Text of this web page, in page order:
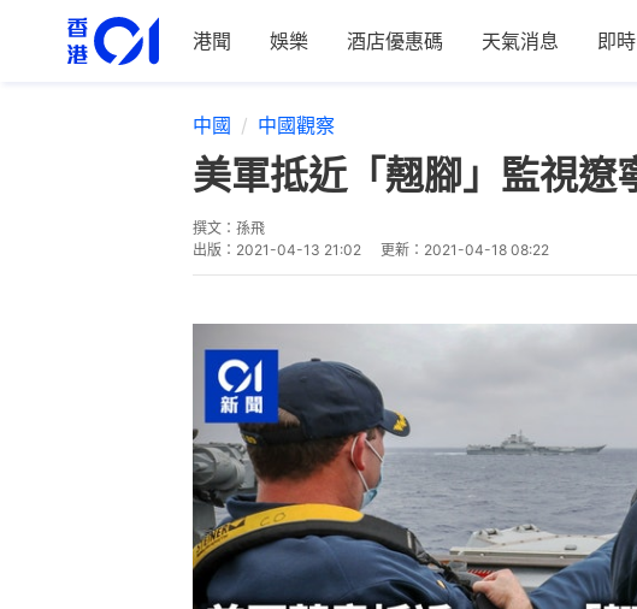
港聞 娛樂 酒店優惠碼 天氣消息 即時
中國 中國觀察
美軍抵近「翹腳」監視
撰文： 孫飛
出版： 2021-04-13 21:02 更新： 2021-04-18 08:22